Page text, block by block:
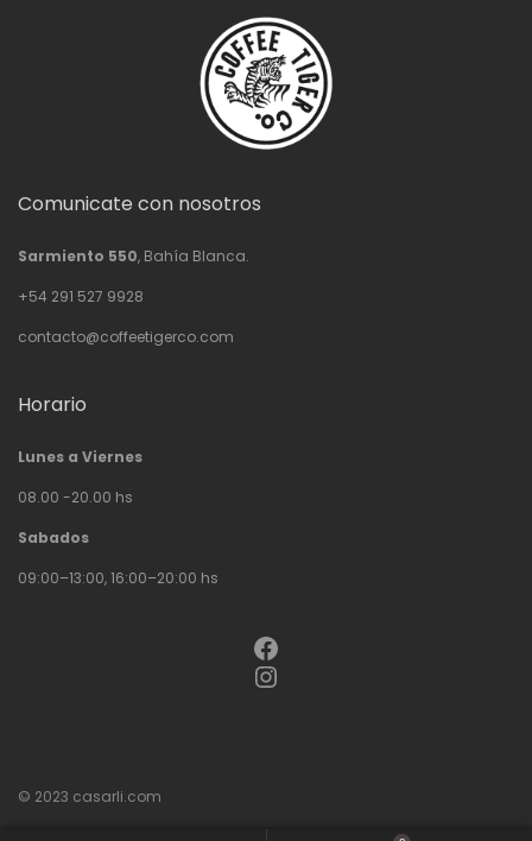
Comunicate con nosotros
Sarmiento 550, Bahía Blanca.
+54 291 527 9928
contacto@coffeetigerco.com
Horario
Lunes a Viernes
08.00 -20.00 hs
Sabados
09:00–13:00, 16:00–20:00 hs
Facebook
Instagram
© 2023 casarli.com